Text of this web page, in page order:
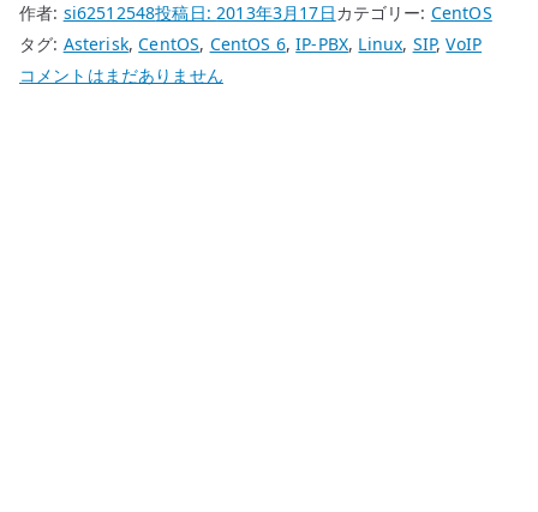
作者: si62512548投稿日:2013年3月17日カテゴリー: CentOS
タグ: Asterisk,CentOS, CentOS 6,IP-PBX, Linux, SIP,VoIP
CentOS
コメントはまだありません